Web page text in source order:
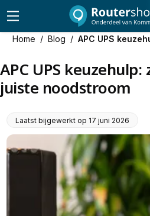
Home / Blog /
APC UPS keuzehulp:
juiste noodstroom
Laatst bijgewerkt op 17 juni 2026